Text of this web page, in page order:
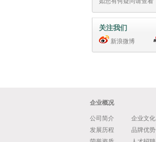
关注我们
新浪微博
企业概况
公司简介
发展历程
企业文化
品牌优势